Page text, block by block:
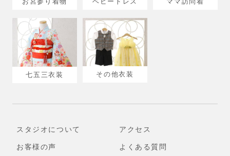
七五三衣装 その他衣装
スタジオについて アクセス
お客様の声 よくある質問